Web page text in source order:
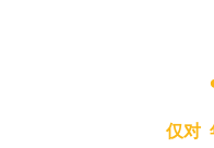
仅对